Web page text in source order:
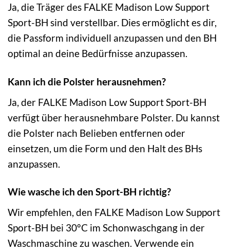
Ja, die Träger des FALKE Madison Low Support
Sport-BH sind verstellbar. Dies ermöglicht es dir,
die Passform individuell anzupassen und den BH
optimal an deine Bedürfnisse anzupassen.
Kann ich die Polster herausnehmen?
Ja, der FALKE Madison Low Support Sport-BH
verfügt über herausnehmbare Polster. Du kannst
die Polster nach Belieben entfernen oder
einsetzen, um die Form und den Halt des BHs
anzupassen.
Wie wasche ich den Sport-BH richtig?
Wir empfehlen, den FALKE Madison Low Support
Sport-BH bei 30°C im Schonwaschgang in der
Waschmaschine zu waschen. Verwende ein